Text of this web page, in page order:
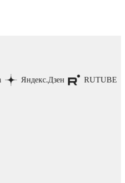
Яндекс.Дзен RUTUBE